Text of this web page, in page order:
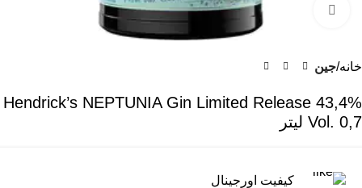
برای بزرگنمایی کلیک کنید
خانه جین
Hendrick’s NEPTUNIA Gin Limited Release 43,4%
Vol. 0,7 لیتر
کیفیت اورجینال